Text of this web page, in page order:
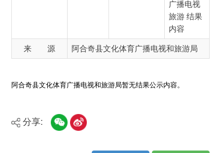
分享:
打印本页 关闭窗口
承办：新疆阿合奇县政务服务和数字发
展中心